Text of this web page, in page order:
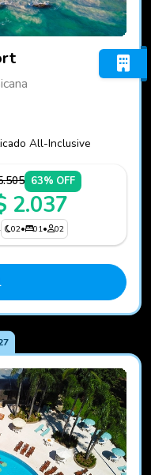
All-Inclusive
63% OFF
2.037
02• 01• 02